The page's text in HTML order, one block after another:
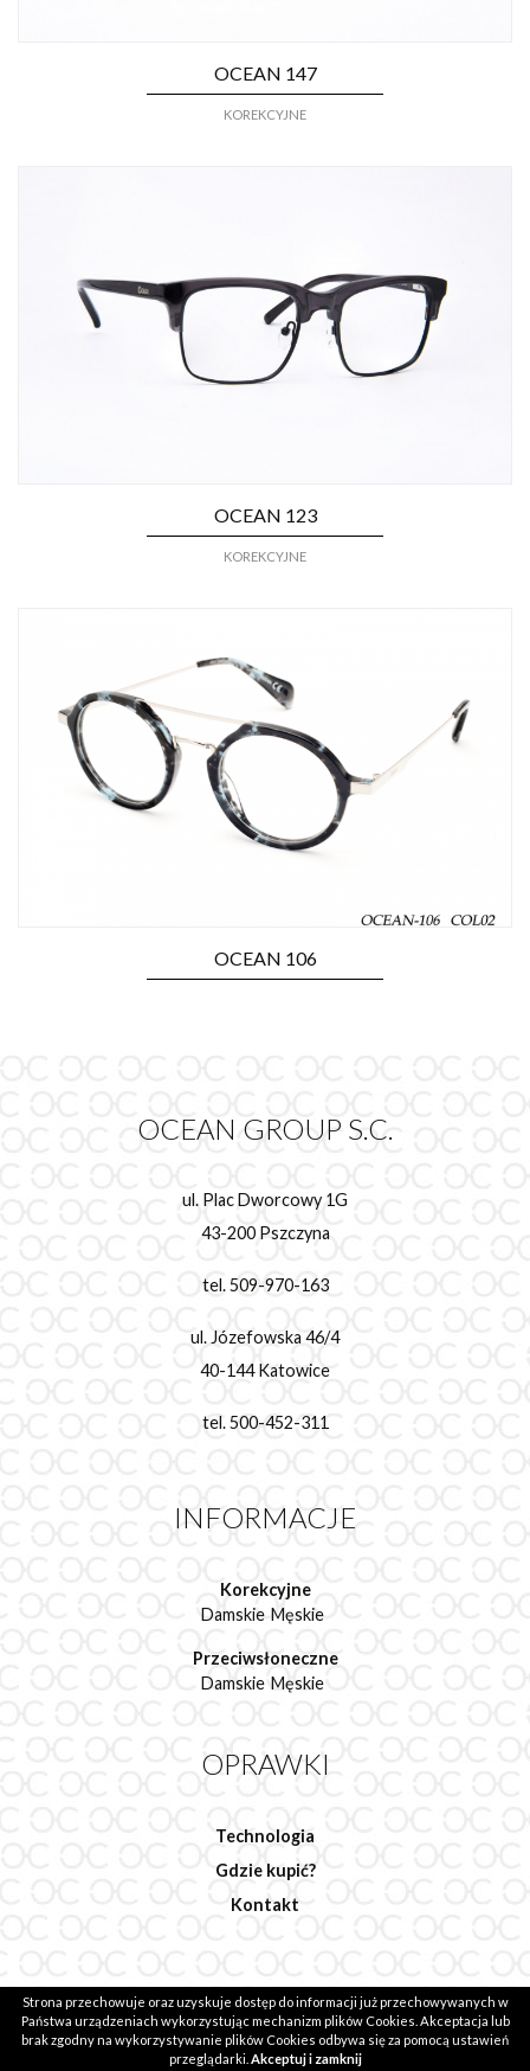
OCEAN 147
KOREKCYJNE
OCEAN 123
KOREKCYJNE
OCEAN 106
OCEAN GROUP S.C.
ul. Plac Dworcowy 1G
43-200 Pszczyna
tel. 509-970-163
ul. Józefowska 46/4
40-144 Katowice
tel. 500-452-311
INFORMACJE
Korekcyjne
Damskie Męskie
Przeciwsłoneczne
Damskie Męskie
OPRAWKI
Technologia
Gdzie kupić?
Kontakt
2020 © Ocean Group.Realizacja: evsmash.com
Strona przechowuje oraz uzyskuje dostęp do informacji już przechowywanych w
Państwa urządzeniach wykorzystując mechanizm plików Cookies. Akceptacja lub
brak zgodny na wykorzystywanie plików Cookies odbywa się za pomocą ustawień
przeglądarki. Akceptuj i zamknij